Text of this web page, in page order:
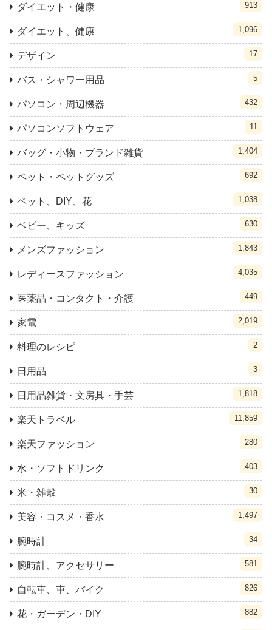
ダイエット・健康 913
ダイエット、健康 1,096
デザイン 17
バス・シャワー用品 5
パソコン・周辺機器 432
パソコンソフトウェア 11
バッグ・小物・ブランド雑貨 1,404
ペット・ペットグッズ 692
ペット、DIY、花 1,038
ベビー、キッズ 630
メンズファッション 1,843
レディースファッション 4,035
医薬品・コンタクト・介護 449
家電 2,019
料理のレシピ 2
日用品 3
日用品雑貨・文房具・手芸 1,818
楽天トラベル 11,859
楽天ファッション 280
水・ソフトドリンク 403
米・雑穀 30
美容・コスメ・香水 1,497
腕時計 34
腕時計、アクセサリー 581
自転車、車、バイク 826
花・ガーデン・DIY 882